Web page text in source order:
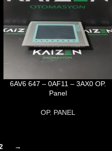
6AV6 647 – 0AF11 – 3AX0 OP.
Panel
OP. PANEL
→